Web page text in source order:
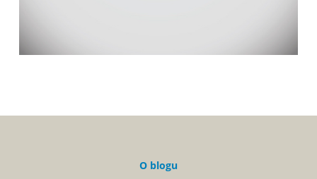
O blogu